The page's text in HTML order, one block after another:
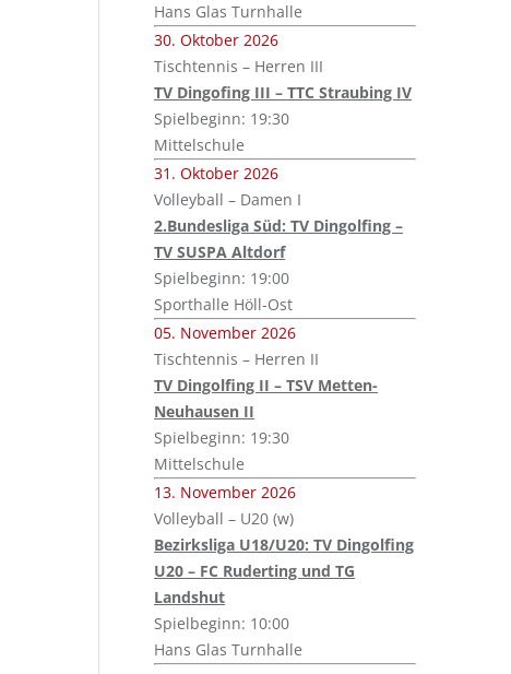
Hans Glas Turnhalle
30. Oktober 2026
Tischtennis – Herren III
TV Dingofing III – TTC Straubing IV
Spielbeginn: 19:30
Mittelschule
31. Oktober 2026
Volleyball – Damen I
2.Bundesliga Süd: TV Dingolfing –
TV SUSPA Altdorf
Spielbeginn: 19:00
Sporthalle Höll-Ost
05. November 2026
Tischtennis – Herren II
TV Dingolfing II – TSV Metten-
Neuhausen II
Spielbeginn: 19:30
Mittelschule
13. November 2026
Volleyball – U20 (w)
Bezirksliga U18/U20: TV Dingolfing
U20 – FC Ruderting und TG
Landshut
Spielbeginn: 10:00
Hans Glas Turnhalle